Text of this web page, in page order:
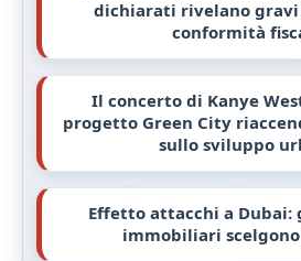
dichiarati rivelano gravi
conformità
Il concerto di Kanye
progetto Green City
sullo sviluppo
Effetto attacchi a
immobiliari